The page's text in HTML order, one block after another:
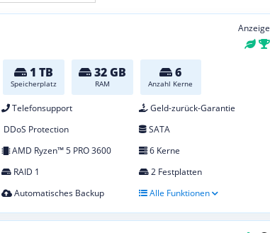
Anzeige
1 TB
Speicherplatz
32 GB
RAM
6
Anzahl Kerne
Telefonsupport
Geld-zurück-Garantie
DDoS Protection
SATA
AMD Ryzen™ 5 PRO 3600
6 Kerne
RAID 1
2 Festplatten
Automatisches Backup
Alle Funktionen